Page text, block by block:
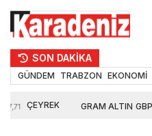
SON DAKİKA
GÜNDEM TRABZON EKONOMİ
47,71 ÇEYREK GRAM ALTIN GBP